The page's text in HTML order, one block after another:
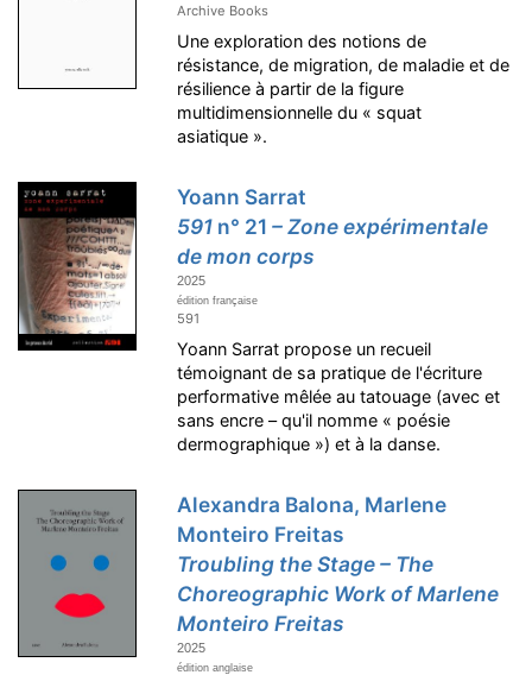
Archive Books
Une exploration des notions de
résistance, de migration, de maladie et de
résilience à partir de la figure
multidimensionnelle du « squat
asiatique ».
Yoann Sarrat
591 n° 21 – Zone expérimentale
de mon corps
2025
édition française
591
Yoann Sarrat propose un recueil
témoignant de sa pratique de l'écriture
performative mêlée au tatouage (avec et
sans encre – qu'il nomme « poésie
dermographique ») et à la danse.
Alexandra Balona, Marlene
Monteiro Freitas
Troubling the Stage – The
Choreographic Work of Marlene
Monteiro Freitas
2025
édition anglaise